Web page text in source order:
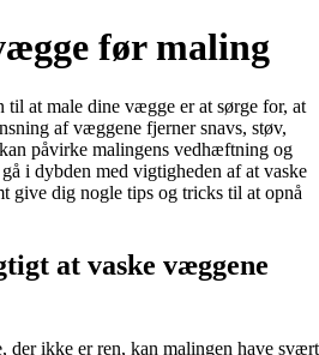
før maling
at male dine vægge er at sørge for, at
af væggene fjerner snavs, støv,
påvirke malingens vedhæftning og
i dybden med vigtigheden af at vaske
give dig nogle tips og tricks til at opnå
at vaske væggene
der ikke er ren, kan malingen have svært